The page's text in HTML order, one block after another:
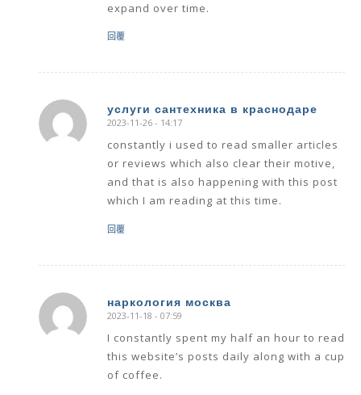
expand over time.
回覆
услуги сантехника в краснодаре
says:
2023-11-26 - 14:17
constantly i used to read smaller articles
or reviews which also clear their motive,
and that is also happening with this post
which I am reading at this time.
回覆
наркология москва
says:
2023-11-18 - 07:59
I constantly spent my half an hour to read
this website’s posts daily along with a cup
of coffee.